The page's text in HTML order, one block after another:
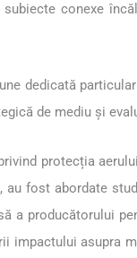
conexe
dedicată
de mediu și
protecția
fost abordate
a producătorului
impactului